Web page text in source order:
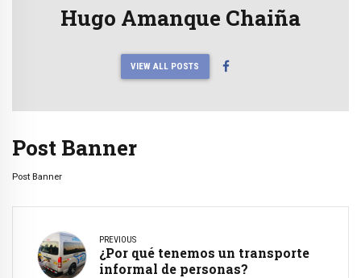
Hugo Amanque Chaiña
VIEW ALL POSTS
Post Banner
Post Banner
PREVIOUS
¿Por qué tenemos un transporte
informal de personas?